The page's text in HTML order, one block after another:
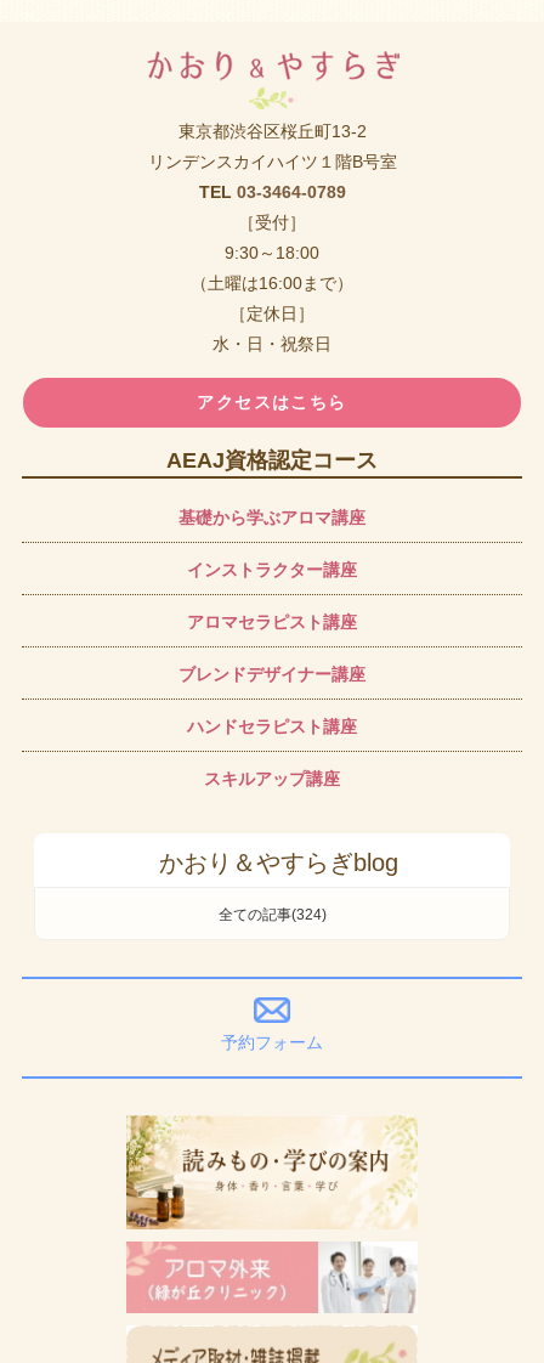
東京都渋谷区桜丘町13-2
リンデンスカイハイツ１階B号室
TEL 03-3464-0789
［受付］
9:30～18:00
（土曜は16:00まで）
［定休日］
水・日・祝祭日
アクセスはこちら
AEAJ資格認定コース
基礎から学ぶアロマ講座
インストラクター講座
アロマセラピスト講座
ブレンドデザイナー講座
ハンドセラピスト講座
スキルアップ講座
かおり＆やすらぎblog
全ての記事(324)
予約フォーム